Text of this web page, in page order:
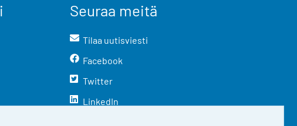
Seuraa meitä
Tilaa uutisviesti
Facebook
Twitter
LinkedIn